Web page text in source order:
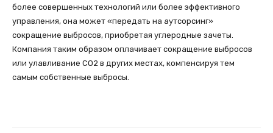
более совершенных технологий или более эффективного
управления, она может «передать на аутсорсинг»
сокращение выбросов, приобретая углеродные зачеты.
Компания таким образом оплачивает сокращение выбросов
или улавливание СО2 в других местах, компенсируя тем
самым собственные выбросы.